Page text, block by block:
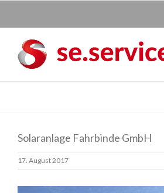
Solaranlage Fahrbinde GmbH
17. August 2017